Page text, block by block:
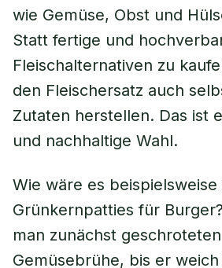
wie Gemüse, Obst und
Statt fertige und
Fleischalternativen zu
den Fleischersatz auch
Zutaten herstellen. Das ist
und nachhaltige Wahl.
Wie wäre es beispielsweise
Grünkernpatties für
man zunächst
Gemüsebrühe, bis er